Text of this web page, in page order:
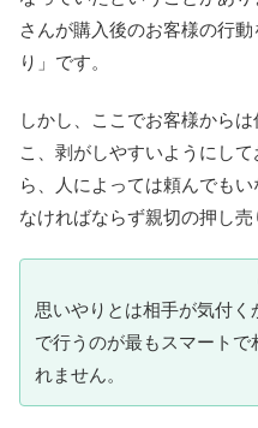
さんが購入後のお客様の行
り」です。
しかし、ここでお客様から
こ、剥がしやすいようにし
ら、人によっては頼んでも
なければならず親切の押し売
思いやりとは相手が気付
で行うのが最もスマート
れません。